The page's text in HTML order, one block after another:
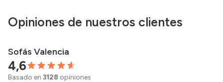
Opiniones de nuestros clientes
Sofás Valencia
4,6
Basado en 3128 opiniones